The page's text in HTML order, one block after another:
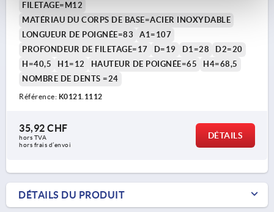
FILETAGE=M12
MATÉRIAU DU CORPS DE BASE=ACIER INOXYDABLE
LONGUEUR DE POIGNÉE=83
A1=107
PROFONDEUR DE FILETAGE=17
D=19 D1=28
D2=20
H=40,5
H1=12 HAUTEUR DE POIGNÉE=65
H4=68,5
NOMBRE DE DENTS =24
Référence: K0121.1112
35,92 CHF
hors TVA
hors frais d’envoi
DÉTAILS
DÉTAILS DU PRODUIT